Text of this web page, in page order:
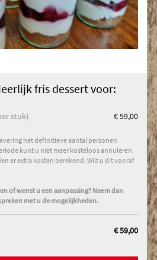
fris dessert voor:
stuk) € 59,00
het definitieve aantal personen
kunt u niet meer kosteloos annuleren.
er extra kosten berekend. Wilt u dit vooraf
of wenst u een aanpassing? Neem dan
met u de mogelijkheden.
€ 59,00